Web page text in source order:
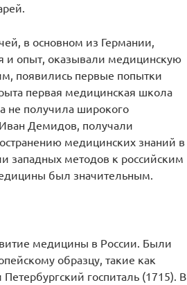
в основном из Германии,
и опыт, оказывали медицинскую
появились первые попытки
первая медицинская школа
не получила широкого
Иван Демидов, получали
медицинских знаний в
западных методов к российским
был значительным.
медицины в России. Были
образцу, такие как
госпиталь (1715). В